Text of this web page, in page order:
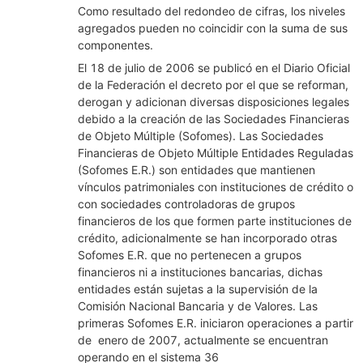
Como resultado del redondeo de cifras, los niveles
agregados pueden no coincidir con la suma de sus
componentes.
El 18 de julio de 2006 se publicó en el Diario Oficial
de la Federación el decreto por el que se reforman,
derogan y adicionan diversas disposiciones legales
debido a la creación de las Sociedades Financieras
de Objeto Múltiple (Sofomes). Las Sociedades
Financieras de Objeto Múltiple Entidades Reguladas
(Sofomes E.R.) son entidades que mantienen
vínculos patrimoniales con instituciones de crédito o
con sociedades controladoras de grupos
financieros de los que formen parte instituciones de
crédito, adicionalmente se han incorporado otras
Sofomes E.R. que no pertenecen a grupos
financieros ni a instituciones bancarias, dichas
entidades están sujetas a la supervisión de la
Comisión Nacional Bancaria y de Valores. Las
primeras Sofomes E.R. iniciaron operaciones a partir
de enero de 2007, actualmente se encuentran
operando en el sistema 36